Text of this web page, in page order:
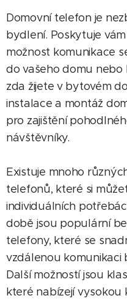
Domovní telefon je
bydlení. Poskytuje
možnost komunikace
do vašeho domu
zda žijete v bytovém
instalace a montáž
pro zajištění
návštěvníky.
Existuje mnoho
telefonů, které si
individuálních
době jsou populární
telefony, které se
vzdálenou komunikaci
Další možností jsou
které nabízejí vysokou